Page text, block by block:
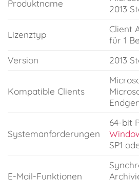
Produktname
2013
Lizenztyp
Client
für 1
Version
2013
Kompatible Clients
Systemanforderungen
64-bit
SP1
E-Mail-Funktionen